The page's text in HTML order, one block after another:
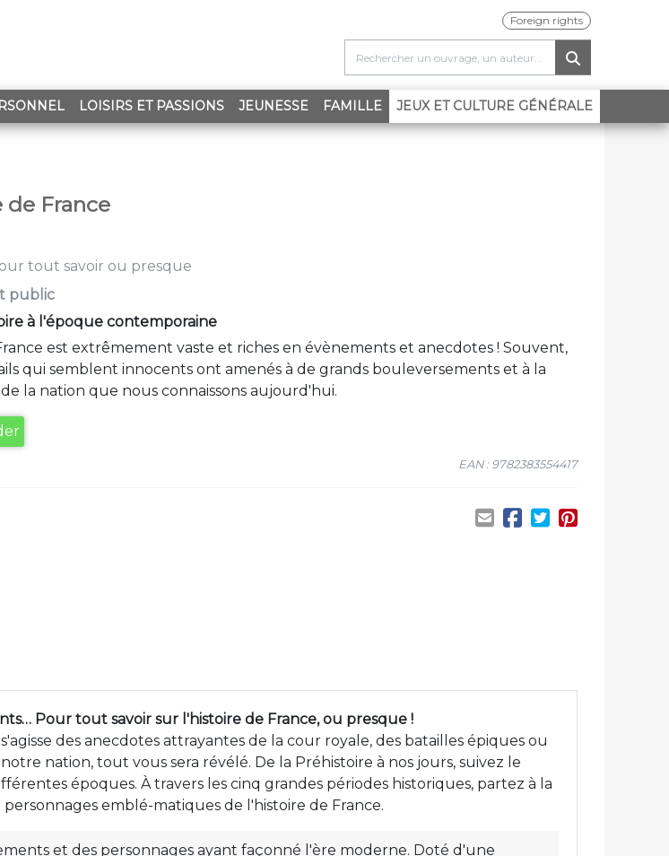
Foreign rights
LOISIRS ET PASSIONS JEUNESSE FAMILLE JEUX ET CULTURE GÉNÉRALE(CURRENT)
de France
tout savoir ou presque
public
à l'époque contemporaine
est extrêmement vaste et riches en évènements et anecdotes ! Souvent,
qui semblent innocents ont amenés à de grands bouleversements et à la
la nation que nous connaissons aujourd'hui.
EAN : 9782383554417
Pour tout savoir sur l'histoire de France, ou presque !
des anecdotes attrayantes de la cour royale, des batailles épiques ou
nation, tout vous sera révélé. De la Préhistoire à nos jours, suivez le
époques. À travers les cinq grandes périodes historiques, partez à la
emblé-matiques de l'histoire de France.
et des personnages ayant façonné l'ère moderne. Doté d'une